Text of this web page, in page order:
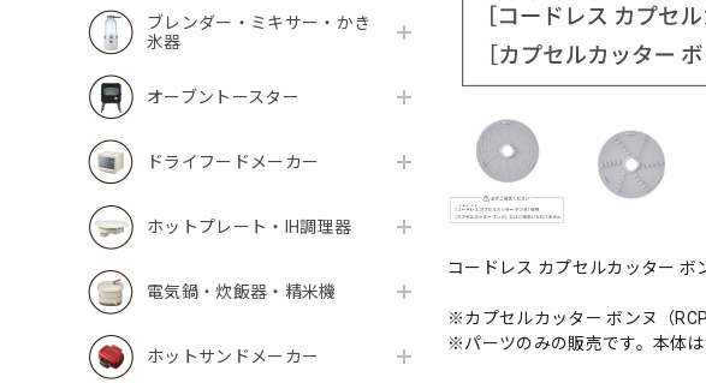
ブレンダー・ミキサー・かき
氷器
オーブントースター
ドライフードメーカー
ホットプレート・IH調理器
電気鍋・炊飯器・精米機
ホットサンドメーカー
コードレス カプセルカッター ボ
※カプセルカッター ボンヌ（
※パーツのみの販売です。本体は